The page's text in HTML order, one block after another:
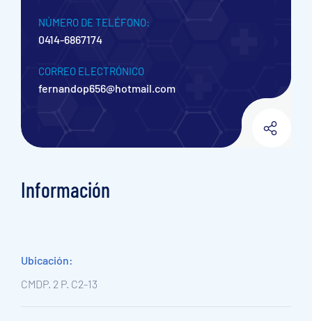
NÚMERO DE TELÉFONO:
0414-6867174
CORREO ELECTRÓNICO
fernandop656@hotmail.com
Información
Ubicación:
CMDP. 2 P. C2-13